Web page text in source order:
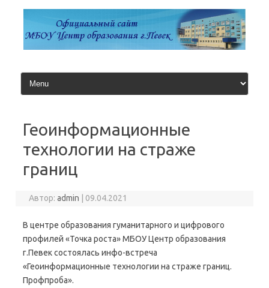
содержимому
Геоинформационные
технологии на страже
границ
Автор:admin 09.04.2021
В центре образования гуманитарного и цифрового
профилей «Точка роста» МБОУ Центр образования
г.Певек состоялась инфо-встреча
«Геоинформационные технологии на страже границ.
Профпроба».